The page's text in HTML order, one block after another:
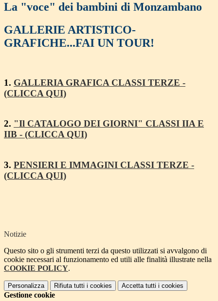
La "voce" dei bambini di Monzambano
GALLERIE ARTISTICO-
GRAFICHE...FAI UN TOUR!
1. GALLERIA GRAFICA CLASSI TERZE -
(CLICCA QUI)
2. "Il CATALOGO DEI GIORNI" CLASSI IIA E
IIB - (CLICCA QUI)
3. PENSIERI E IMMAGINI CLASSI TERZE -
(CLICCA QUI)
Notizie
Questo sito o gli strumenti terzi da questo utilizzati si avvalgono di
cookie necessari al funzionamento ed utili alle finalità illustrate nella
COOKIE POLICY.
Personalizza Rifiuta tutti i cookies Accetta tutti i cookies
Gestione cookie